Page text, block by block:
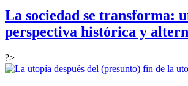
La sociedad se transforma:
perspectiva histórica y
?>